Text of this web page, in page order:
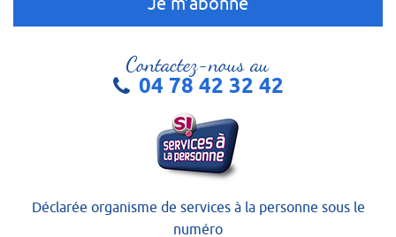
Contactez-nous au
04 78 42 32 42
Déclarée organisme de services à la personne sous le
numéro